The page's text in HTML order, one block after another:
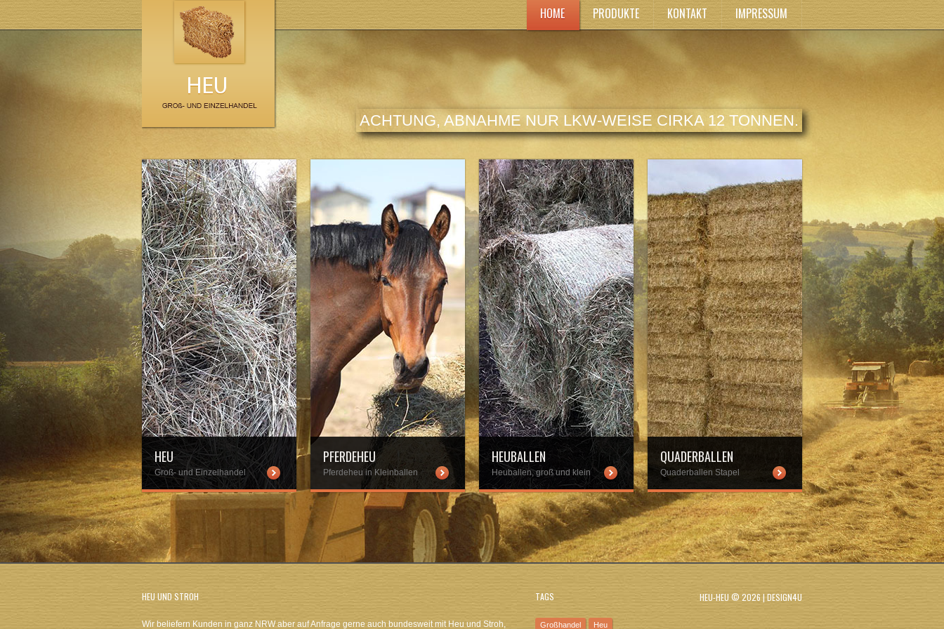
HOME PRODUKTE KONTAKT IMPRESSUM
ACHTUNG, ABNAHME NUR LKW-WEISE CIRKA 12 TONNEN.
wp-content/uploads/heu.jpg
HEU
Groß- und Einzelhandel
wp-content/uploads/pferdeheu.jpg
PFERDEHEU
Pferdeheu in Kleinballen
wp-content/uploads/heuballen.jpg
HEUBALLEN
Heuballen, groß und klein
wp-content/uploads/quaderballen.jpg
QUADERBALLEN
Quaderballen Stapel
HEU UND STROH
Wir beliefern Kunden in ganz NRW aber auf Anfrage gerne auch bundesweit mit Heu und Stroh,
TAGS
Großhandel Heu
HEU-HEU © 2026 | DESIGN4U